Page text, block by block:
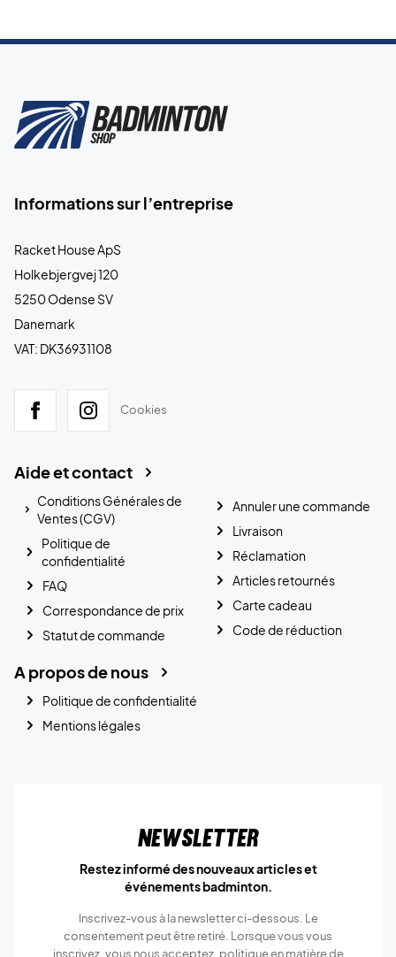
Informations sur l’entreprise
Racket House ApS
Holkebjergvej 120
5250 Odense SV
Danemark
VAT: DK36931108
Cookies
Aide et contact
Conditions Générales de
Ventes (CGV)
Politique de
confidentialité
FAQ
Correspondance de prix
Statut de commande
Annuler une commande
Livraison
Réclamation
Articles retournés
Carte cadeau
Code de réduction
A propos de nous
Politique de confidentialité
Mentions légales
Newsletter
Restez informé des nouveaux articles et
événements badminton.
Inscrivez-vous à la newsletter ci-dessous. Le
consentement peut être retiré. Lorsque vous vous
inscrivez, vous nous acceptez. politique en matière de